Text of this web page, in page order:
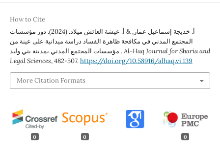
How to Cite
أ. خديجة إسماعيل عمار, & أ. عيشة العائش ميلاد. (2024). دور مؤسسات
المجتمع المدني في مكافحة ظاهرة الفساد دراسة ميدانية على عينة من
مؤسسات المجتمع المدني بمدينة بني وليد .Al-Haq Journal for Sharia and
Legal Sciences, 482-507.https://doi.org/10.58916/alhaq.vi.139
More Citation Formats
0 0 0